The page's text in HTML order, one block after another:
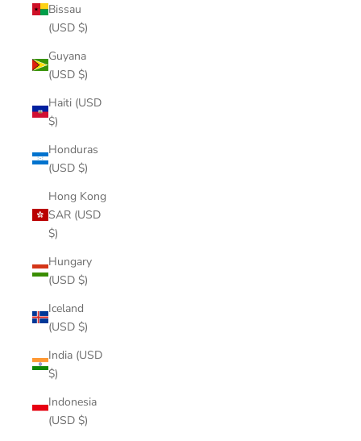
Bissau
(USD $)
Guyana
(USD $)
Haiti (USD
$)
Honduras
(USD $)
Hong Kong
SAR (USD
$)
Hungary
(USD $)
Iceland
(USD $)
India (USD
$)
Indonesia
(USD $)